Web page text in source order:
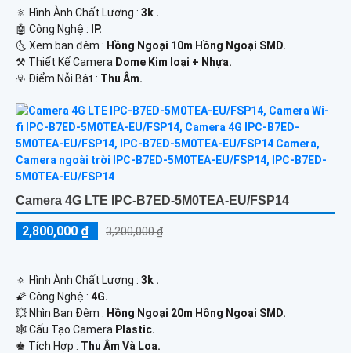
🔅 Hình Ành Chất Lượng : 3k .
🤖️ Công Nghệ :
IP.
🌜 Xem ban đêm : Hồng Ngoại 10m Hồng Ngoại SMD.
⚒ Thiết Kế Camera Dome Kim loại + Nhựa.
️☣️ Điểm Nỗi Bật : Thu Âm.
Camera 4G LTE IPC-B7ED-5M0TEA-EU/FSP14
2,800,000 ₫ 3,200,000 ₫
🔅 Hình Ành Chất Lượng : 3k .
🌠 Công Nghệ : 4G.
💥 Nhìn Ban Đêm : Hồng Ngoại 20m Hồng Ngoại SMD.
🕸️ Cấu Tạo Camera Plastic.
️♚ Tích Hợp : Thu Âm Và Loa.